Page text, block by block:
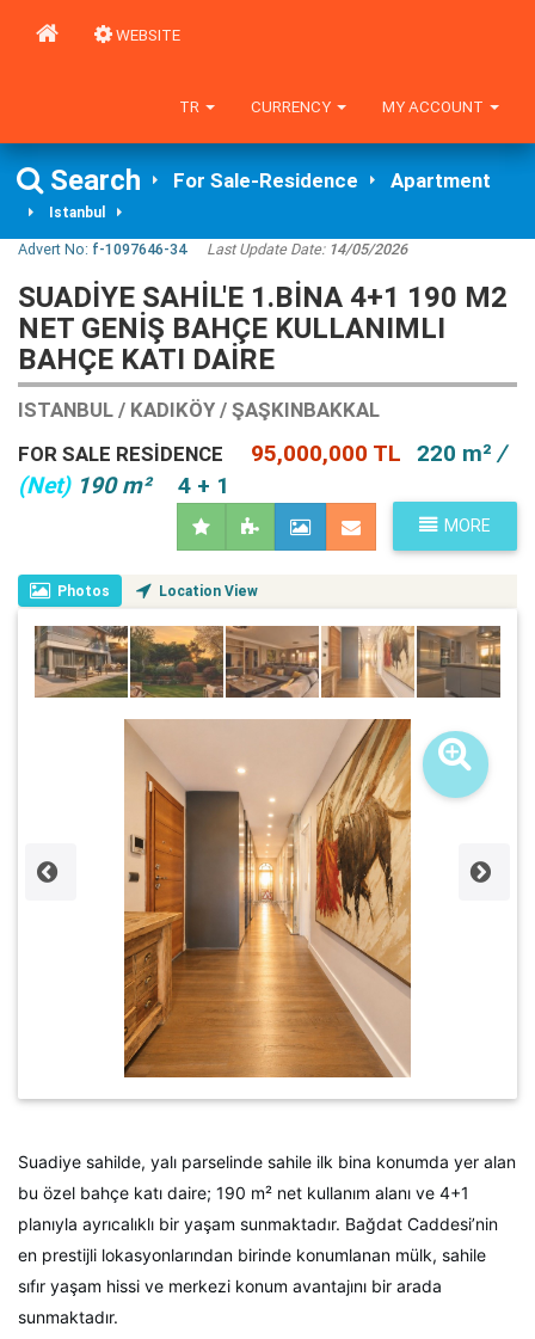
WEBSITE
MY ACCOUNT
CURRENCY
TR
Search For Sale-Residence Apartment
Istanbul
Advert No: f-1097646-34 Last Update Date: 14/05/2026
SUADİYE SAHİL'E 1.BİNA 4+1 190 M2
NET GENİŞ BAHÇE KULLANIMLI
BAHÇE KATI DAİRE
ISTANBUL / KADIKÖY / ŞAŞKINBAKKAL
FOR SALE RESIDENCE
95,000,000 TL 220 m² /
(Net)190 m² 4 + 1
MORE
Photos Location View
Suadiye sahilde, yalı parselinde sahile ilk bina konumda yer alan
bu özel bahçe katı daire; 190 m² net kullanım alanı ve 4+1
planıyla ayrıcalıklı bir yaşam sunmaktadır. Bağdat Caddesi’nin
en prestijli lokasyonlarından birinde konumlanan mülk, sahile
sıfır yaşam hissi ve merkezi konum avantajını bir arada
sunmaktadır.